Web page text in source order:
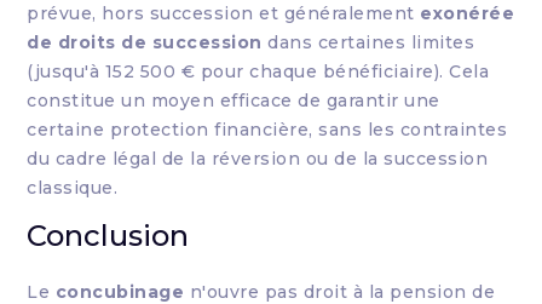
prévue, hors succession et généralement exonérée
de droits de succession dans certaines limites
(jusqu'à 152 500 € pour chaque bénéficiaire). Cela
constitue un moyen efficace de garantir une
certaine protection financière, sans les contraintes
du cadre légal de la réversion ou de la succession
classique.
Conclusion
Le concubinage n'ouvre pas droit à la pension de